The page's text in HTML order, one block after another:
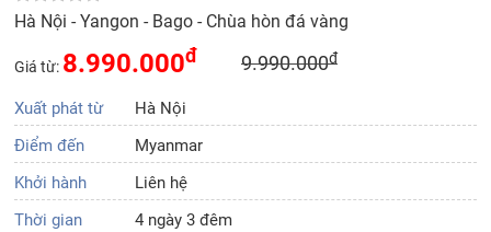
Hà Nội - Yangon - Bago - Chùa hòn đá vàng
Giá từ: 8.990.000đ 9.990.000đ
Xuất phát từ
Hà Nội
Điểm đến
Myanmar
Khởi hành
Liên hệ
Thời gian
4 ngày 3 đêm